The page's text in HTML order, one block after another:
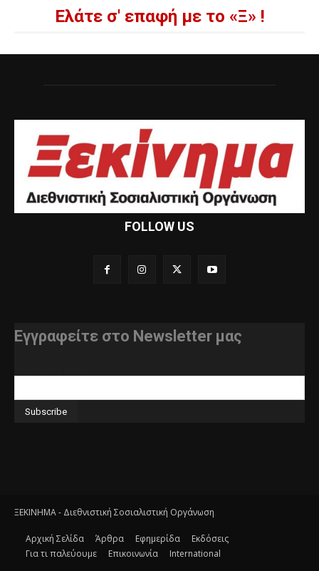
Ελάτε σ' επαφή με το «Ξ» !
FOLLOW US
Εγγραφείτε στο Newsletter μας
ΞΕΚΙΝΗΜΑ - Διεθνιστική Σοσιαλιστική Οργάνωση
Αρχική Σελίδα Άρθρα Εφημερίδα
Εκδόσεις
Για τι παλεύουμε
Επικοινωνία International